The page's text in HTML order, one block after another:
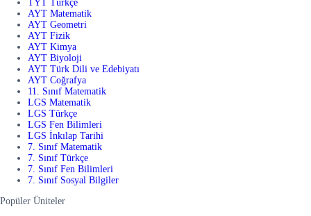
TYT Türkçe
AYT Matematik
AYT Geometri
AYT Fizik
AYT Kimya
AYT Biyoloji
AYT Türk Dili ve Edebiyatı
AYT Coğrafya
11. Sınıf Matematik
LGS Matematik
LGS Türkçe
LGS Fen Bilimleri
LGS İnkılap Tarihi
7. Sınıf Matematik
7. Sınıf Türkçe
7. Sınıf Fen Bilimleri
7. Sınıf Sosyal Bilgiler
Popüler Üniteler